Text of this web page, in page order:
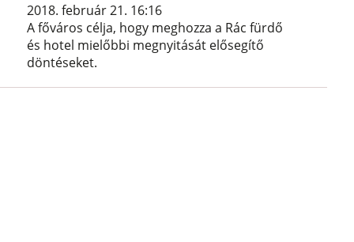
2018. február 21. 16:16
A főváros célja, hogy meghozza a Rác fürdő
és hotel mielőbbi megnyitását elősegítő
döntéseket.